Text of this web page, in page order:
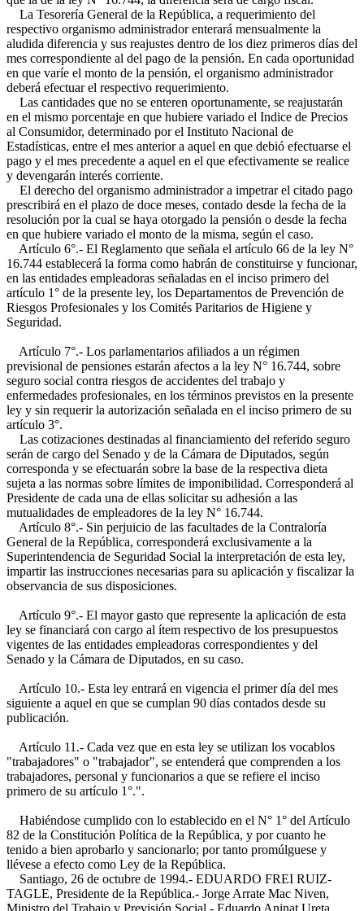
La Tesorería General de la República, a requerimiento del
respectivo organismo administrador enterará mensualmente la
aludida diferencia y sus reajustes dentro de los diez primeros días del
mes correspondiente al del pago de la pensión. En cada oportunidad
en que varíe el monto de la pensión, el organismo administrador
deberá efectuar el respectivo requerimiento.
Las cantidades que no se enteren oportunamente, se reajustarán
en el mismo porcentaje en que hubiere variado el Indice de Precios
al Consumidor, determinado por el Instituto Nacional de
Estadísticas, entre el mes anterior a aquel en que debió efectuarse el
pago y el mes precedente a aquel en el que efectivamente se realice
y devengarán interés corriente.
El derecho del organismo administrador a impetrar el citado pago
prescribirá en el plazo de doce meses, contado desde la fecha de la
resolución por la cual se haya otorgado la pensión o desde la fecha
en que hubiere variado el monto de la misma, según el caso.
Artículo 6°.- El Reglamento que señala el artículo 66 de la ley N°
16.744 establecerá la forma como habrán de constituirse y funcionar,
en las entidades empleadoras señaladas en el inciso primero del
artículo 1° de la presente ley, los Departamentos de Prevención de
Riesgos Profesionales y los Comités Paritarios de Higiene y
Seguridad.
Artículo 7°.- Los parlamentarios afiliados a un régimen
previsional de pensiones estarán afectos a la ley N° 16.744, sobre
seguro social contra riesgos de accidentes del trabajo y
enfermedades profesionales, en los términos previstos en la presente
ley y sin requerir la autorización señalada en el inciso primero de su
artículo 3°.
Las cotizaciones destinadas al financiamiento del referido seguro
serán de cargo del Senado y de la Cámara de Diputados, según
corresponda y se efectuarán sobre la base de la respectiva dieta
sujeta a las normas sobre límites de imponibilidad. Corresponderá al
Presidente de cada una de ellas solicitar su adhesión a las
mutualidades de empleadores de la ley N° 16.744.
Artículo 8°.- Sin perjuicio de las facultades de la Contraloría
General de la República, corresponderá exclusivamente a la
Superintendencia de Seguridad Social la interpretación de esta ley,
impartir las instrucciones necesarias para su aplicación y fiscalizar la
observancia de sus disposiciones.
Artículo 9°.- El mayor gasto que represente la aplicación de esta
ley se financiará con cargo al ítem respectivo de los presupuestos
vigentes de las entidades empleadoras correspondientes y del
Senado y la Cámara de Diputados, en su caso.
Artículo 10.- Esta ley entrará en vigencia el primer día del mes
siguiente a aquel en que se cumplan 90 días contados desde su
publicación.
Artículo 11.- Cada vez que en esta ley se utilizan los vocablos
"trabajadores" o "trabajador", se entenderá que comprenden a los
trabajadores, personal y funcionarios a que se refiere el inciso
primero de su artículo 1°.".
Habiéndose cumplido con lo establecido en el N° 1° del Artículo
82 de la Constitución Política de la República, y por cuanto he
tenido a bien aprobarlo y sancionarlo; por tanto promúlguese y
llévese a efecto como Ley de la República.
Santiago, 26 de octubre de 1994.- EDUARDO FREI RUIZ-
TAGLE, Presidente de la República.- Jorge Arrate Mac Niven,
Ministro del Trabajo y Previsión Social.- Eduardo Aninat Ureta,